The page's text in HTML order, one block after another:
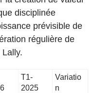
disciplinée
prévisible de
régulière de
T1-
2025
Variatio
n